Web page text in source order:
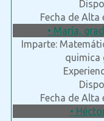
Fecha de Alta
• María,
Imparte:
quimica
Fecha de Alta
•